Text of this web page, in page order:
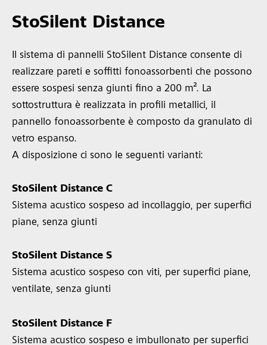
StoSilent Distance
Il sistema di pannelli StoSilent Distance consente di
realizzare pareti e soffitti fonoassorbenti che possono
essere sospesi senza giunti fino a 200 m². La
sottostruttura è realizzata in profili metallici, il
pannello fonoassorbente è composto da granulato di
vetro espanso.
A disposizione ci sono le seguenti varianti:
StoSilent Distance C
Sistema acustico sospeso ad incollaggio, per superfici
piane, senza giunti
StoSilent Distance S
Sistema acustico sospeso con viti, per superfici piane,
ventilate, senza giunti
StoSilent Distance F
Sistema acustico sospeso e imbullonato per superfici